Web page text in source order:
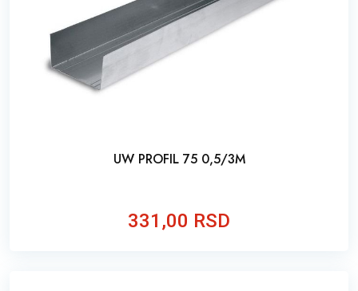
UW PROFIL 75 0,5/3M
331,00 RSD